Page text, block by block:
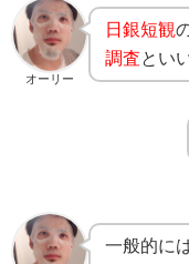
オーリー
日銀短観
調査 とい
一般的に